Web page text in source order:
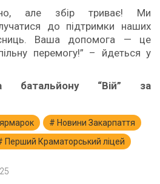
але збір триває! Ми
до підтримки наших
Ваша допомога — це
перемогу!” – йдеться у
батальйону “Вій” за
Новини Закарпаття
Перший Краматорський ліцей